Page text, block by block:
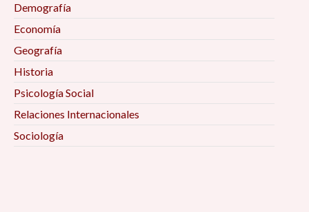
Demografía
Economía
Geografía
Historia
Psicología Social
Relaciones Internacionales
Sociología